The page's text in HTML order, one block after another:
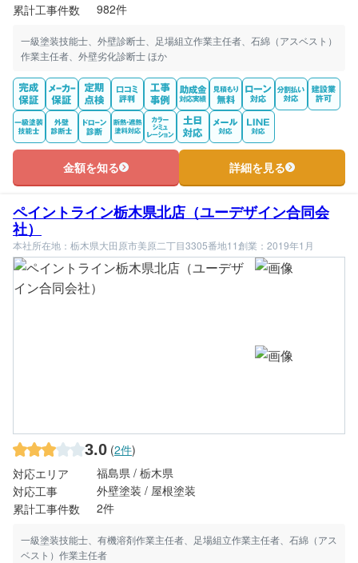
累計工事件数
982件
一級塗装技能士、外壁診断士、足場組立作業主任者、石綿（アスベスト）
作業主任者、外壁劣化診断士 ほか
金額を知る 詳細を見る
ペイントライン栃木県北店（ユーデザイン合同会
社）
本社所在地：栃木県大田原市美原二丁目3305番地11創業：2019年1月
3.0 (2件)
対応エリア
福島県 / 栃木県
対応工事
外壁塗装 / 屋根塗装
累計工事件数
2件
一級塗装技能士、有機溶剤作業主任者、足場組立作業主任者、石綿（アス
ベスト）作業主任者